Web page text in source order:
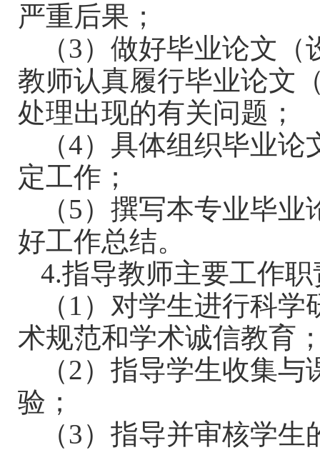
严重后果；
（3）做好毕业论文（
教师认真履行毕业论文
处理出现的有关问题；
（4）具体组织毕业论
定工作；
（5）撰写本专业毕业
好工作总结。
4.指导教师主要工作职
（ 1 ）对学生进行科学
术规范和学术诚信教育
（2）指导学生收集与
验；
（3）指导并审核学生